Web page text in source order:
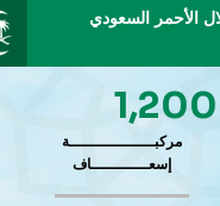
الأحمر السعودي
1,200
مركبــــــــــــــــــة
إسعــــــــــــاف